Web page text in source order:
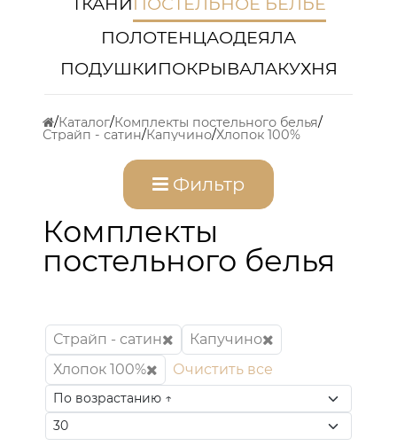
ПОЛОТЕНЦАОДЕЯЛА
ПОДУШКИПОКРЫВАЛАКУХНЯ
Каталог Комплекты постельного белья
Страйп - сатин Капучино Хлопок 100%
Фильтр
Комплекты
постельного белья
Страйп - сатин
Капучино
Хлопок 100%
Очистить все